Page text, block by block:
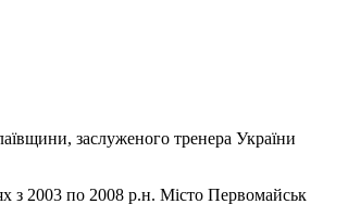
заслуженого тренера України
з 2003 по 2008 р.н. Місто Первомайськ